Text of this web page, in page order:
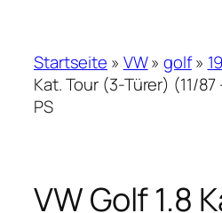
Startseite » VW»golf»
Kat. Tour (3-Türer) (11/
PS
VW Golf 1.8